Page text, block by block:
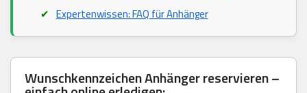
Expertenwissen: FAQ für Anhänger
Wunschkennzeichen Anhänger reservieren –